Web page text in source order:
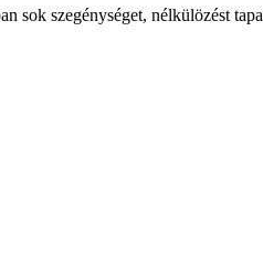
sok szegénységet, nélkülözést